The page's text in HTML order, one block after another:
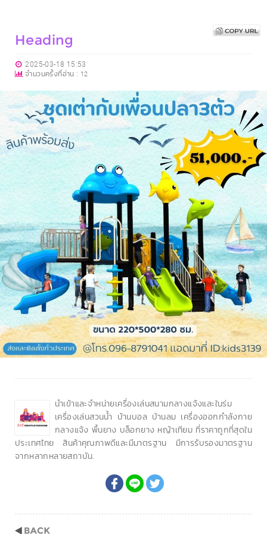
Heading
2025-03-18 15:53
จำนวนครั้งที่อ่าน : 12
นำเข้าและจำหน่ายเครื่องเล่นสนามกลางแจ้งและในร่ม
เครื่องเล่นสวนน้ำ บ้านบอล บ้านลม เครื่องออกกำลังกาย
กลางแจ้ง พื้นยาง บล็อกยาง หญ้าเทียม ที่ราคาถูกที่สุดใน
ประเทศไทย สินค้าคุณภาพดีและมีมาตรฐาน มีการรับรองมาตรฐาน
จากหลากหลายสถาบัน.